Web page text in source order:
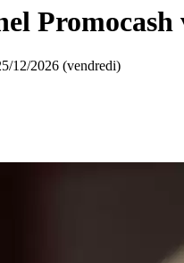
12/2026 (vendredi)